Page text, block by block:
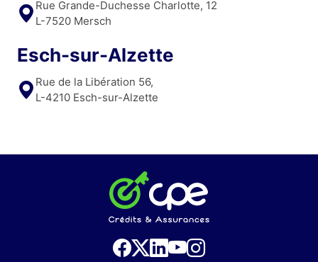
Rue Grande-Duchesse Charlotte, 12
L-7520 Mersch
Esch-sur-Alzette
Rue de la Libération 56,
L-4210 Esch-sur-Alzette